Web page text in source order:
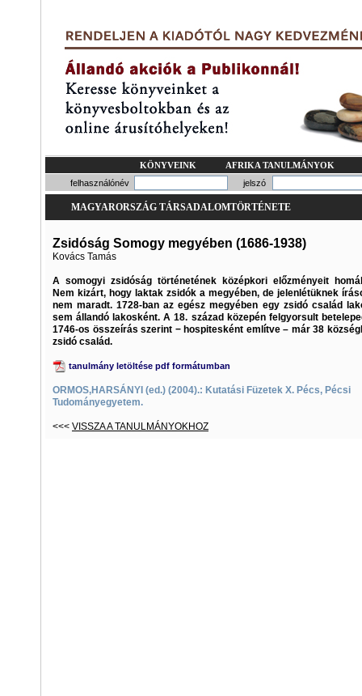
KÖNYVEINK
AFRIKA TANULMÁNYOK
felhasználónév
jelszó
MAGYARORSZÁG TÁRSADALOMTÖRTÉNETE
Zsidóság Somogy megyében (1686-1938)
Kovács Tamás
A somogyi zsidóság történetének középkori előzményeit
Nem kizárt, hogy laktak zsidók a megyében, de jelenlétüknek
nem maradt. 1728-ban az egész megyében egy zsidó család
sem ál­landó lakosként. A 18. század közepén felgyorsult
1746-os összeírás szerint − hospitesként említve – már 38
zsidó család.
tanulmány letöltése pdf formátumban
ORMOS,HARSÁNYI (ed.) (2004).: Kutatási Füzetek X. Pécs, Pécsi
Tudományegyetem.
<<< VISSZA A TANULMÁNYOKHOZ